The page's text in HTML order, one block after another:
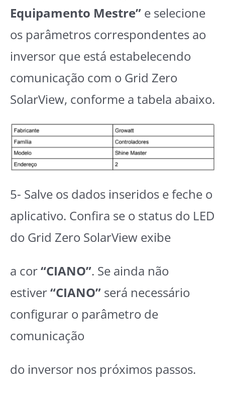
Equipamento Mestre” e selecione
os parâmetros correspondentes ao
inversor que está estabelecendo
comunicação com o Grid Zero
SolarView, conforme a tabela abaixo.
5- Salve os dados inseridos e feche o
aplicativo. Confira se o status do LED
do Grid Zero SolarView exibe
a cor“CIANO”. Se ainda não
estiver“CIANO” será necessário
configurar o parâmetro de
comunicação
do inversor nos próximos passos.